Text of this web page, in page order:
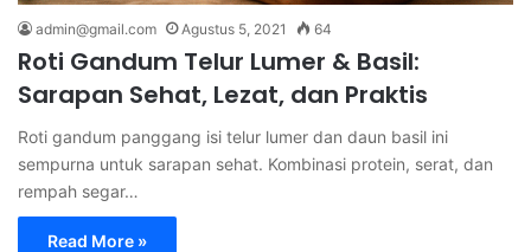
admin@gmail.com Agustus 5, 2021 64
Roti Gandum Telur Lumer & Basil:
Sarapan Sehat, Lezat, dan Praktis
Roti gandum panggang isi telur lumer dan daun basil ini
sempurna untuk sarapan sehat. Kombinasi protein, serat, dan
rempah segar…
Read More »